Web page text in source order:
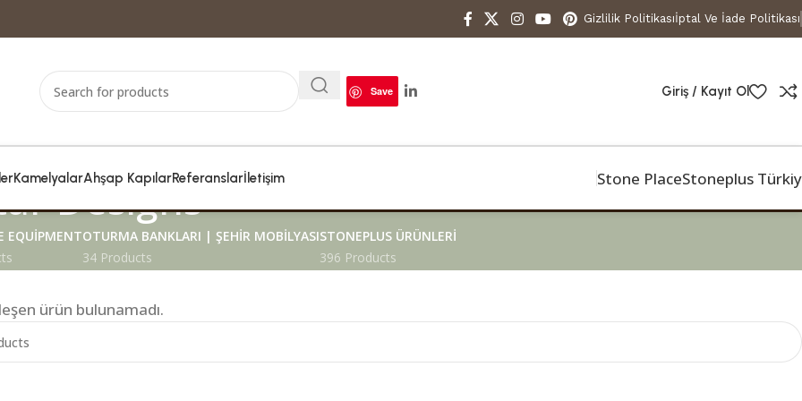
Gizlilik Politikasıİptal Ve İade Politikası
Save Giriş / Kayıt Ol
KamelyalarAhşap KapılarReferanslarİletişim Stone PlaceStoneplus
Designs
EQUIPMENTOTURMA BANKLARI | ŞEHIR MOBILYASI
34 Products
STONEPLUS ÜRÜNLERI
396 Products
ürün bulunamadı.